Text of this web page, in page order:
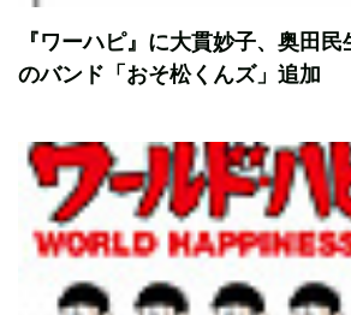
『ワーハピ』に大貫妙子、奥田
のバンド「おそ松くんズ」追加